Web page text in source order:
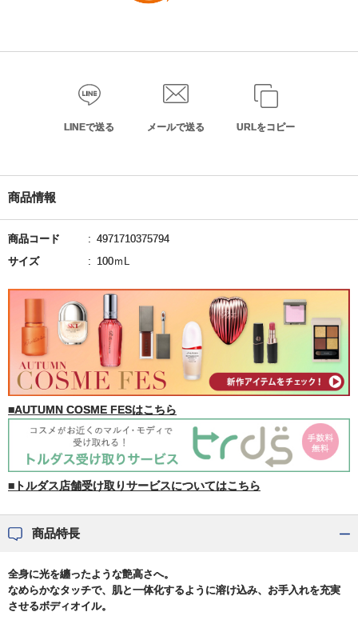
LINEで送る メールで送る URLをコピー
商品情報
商品コード
4971710375794
サイズ
100ｍL
■AUTUMN COSME FESはこちら
■トルダス店舗受け取りサービスについてはこちら
商品特長
全身に光を纏ったような艶高さへ。
なめらかなタッチで、肌と一体化するように溶け込み、お手入れを充実
させるボディオイル。